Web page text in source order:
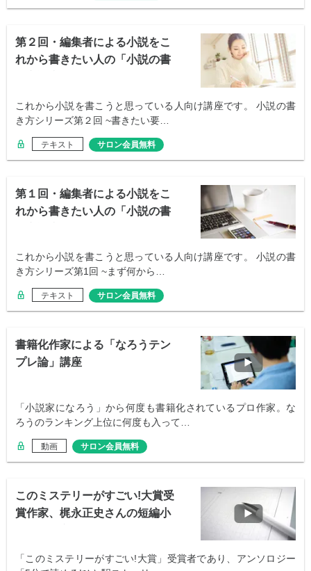
第２回・編集者による小説をこ
れから書きたい人の「小説の書
これから小説を書こうと思っている人向け講座です。 小説の書
き方シリーズ第２回 ~書きたい要…
テキスト サロン会員無料
第１回・編集者による小説をこ
れから書きたい人の「小説の書
これから小説を書こうと思っている人向け講座です。 小説の書
き方シリーズ第1回 ~まず何から…
テキスト サロン会員無料
書籍化作家による「なろうテン
プレ論」講座
「小説家になろう」から何度も書籍化されているプロ作家。な
ろうのランキング上位に何度も入って…
動画 サロン会員無料
このミステリーがすごい!大賞受
賞作家、梶永正史さんの短編小
「このミステリーがすごい!大賞」受賞者であり、アンソロジー